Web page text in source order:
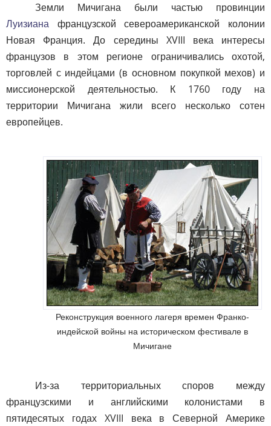
Земли Мичигана были частью провинции
Луизиана французской североамериканской колонии
Новая Франция. До середины XVIII века интересы
французов в этом регионе ограничивались охотой,
торговлей с индейцами (в основном покупкой мехов) и
миссионерской деятельностью. К 1760 году на
территории Мичигана жили всего несколько сотен
европейцев.
Реконструкция военного лагеря времен Франко-
индейской войны на историческом фестивале в
Мичигане
Из-за территориальных споров между
французскими и английскими колонистами в
пятидесятых годах XVIII века в Северной Америке